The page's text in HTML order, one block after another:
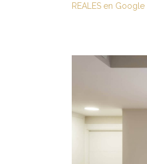
REALES en